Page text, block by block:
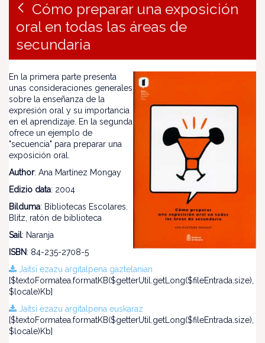
Cómo preparar una exposición
oral en todas las áreas de
secundaria
En la primera parte presenta
unas consideraciones generales
sobre la enseñanza de la
expresión oral y su importancia
en el aprendizaje. En la segunda
ofrece un ejemplo de
"secuencia" para preparar una
exposición oral.
Author: Ana Martínez Mongay
Edizio data: 2004
Bilduma: Bibliotecas Escolares.
Blitz, ratón de biblioteca
Sail: Naranja
ISBN: 84-235-2708-5
Jaitsi ezazu argitalpena gaztelanian
[$textoFormatea.formatKB($getterUtil.getLong($fileEntrada.size),
$locale)Kb]
Jaitsi ezazu argitalpena euskaraz
[$textoFormatea.formatKB($getterUtil.getLong($fileEntrada.size),
$locale)Kb]